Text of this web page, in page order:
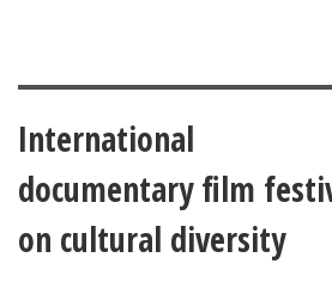
International
documentary film
on cultural diversity